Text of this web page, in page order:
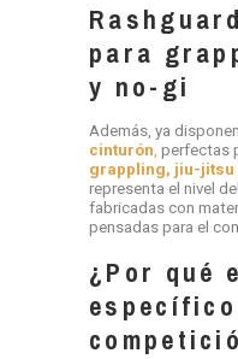
para
y no-gi
Además, ya
cinturón, perfectas
grappling, jiu-jitsu
representa el nivel
fabricadas con
pensadas para el
¿Por qué